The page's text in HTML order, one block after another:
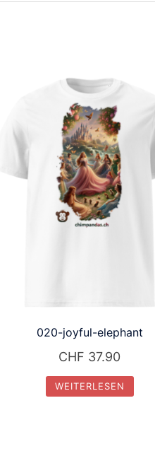
020-joyful-elephant
CHF 37.90
WEITERLESEN